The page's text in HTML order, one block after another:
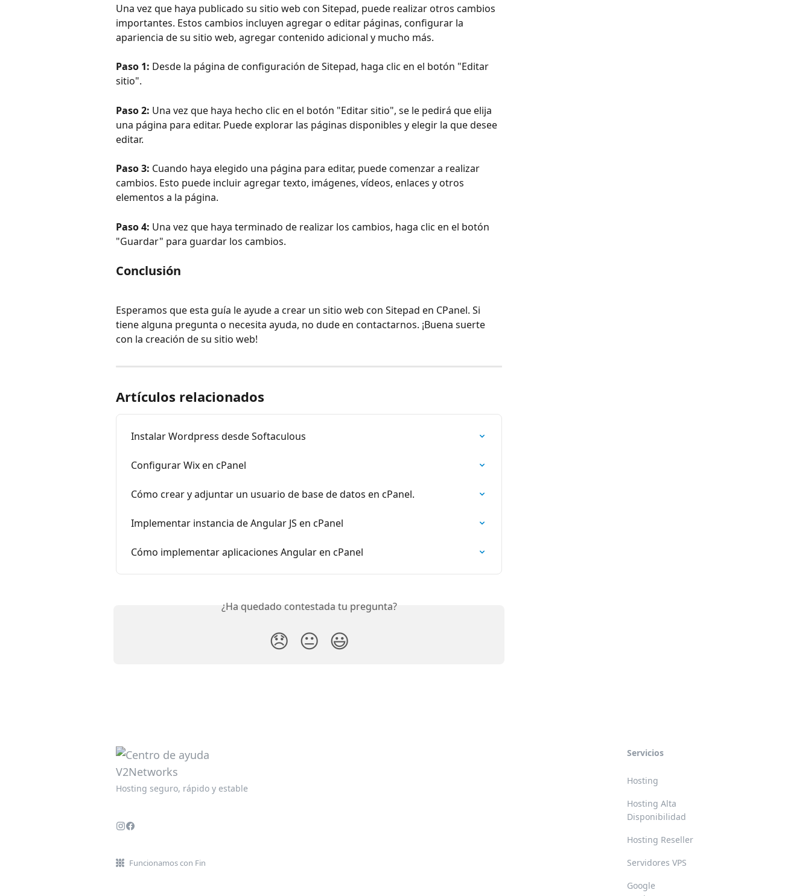
Una vez que haya publicado su sitio web con Sitepad, puede realizar otros cambios
importantes. Estos cambios incluyen agregar o editar páginas, configurar la
apariencia de su sitio web, agregar contenido adicional y mucho más.
Paso 1: Desde la página de configuración de Sitepad, haga clic en el botón "Editar
sitio".
Paso 2: Una vez que haya hecho clic en el botón "Editar sitio", se le pedirá que elija
una página para editar. Puede explorar las páginas disponibles y elegir la que desee
editar.
Paso 3: Cuando haya elegido una página para editar, puede comenzar a realizar
cambios. Esto puede incluir agregar texto, imágenes, vídeos, enlaces y otros
elementos a la página.
Paso 4: Una vez que haya terminado de realizar los cambios, haga clic en el botón
"Guardar" para guardar los cambios.
Conclusión
Esperamos que esta guía le ayude a crear un sitio web con Sitepad en CPanel. Si
tiene alguna pregunta o necesita ayuda, no dude en contactarnos. ¡Buena suerte
con la creación de su sitio web!
Artículos relacionados
Instalar Wordpress desde Softaculous
Configurar Wix en cPanel
Cómo crear y adjuntar un usuario de base de datos en cPanel.
Implementar instancia de Angular JS en cPanel
Cómo implementar aplicaciones Angular en cPanel
¿Ha quedado contestada tu pregunta?
😞 😐 😃
Hosting seguro, rápido y estable
Funcionamos con Fin
Servicios
Hosting
Hosting Alta
Disponibilidad
Hosting Reseller
Servidores VPS
Google